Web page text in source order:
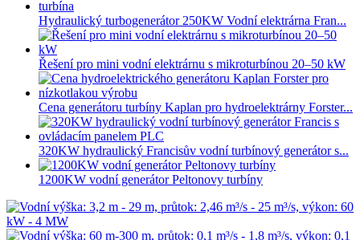
Hydraulický turbogenerátor 250KW Vodní elektrárna Fran...
Řešení pro mini vodní elektrárnu s mikroturbínou 20–50 kW
Cena generátoru turbíny Kaplan pro hydroelektrárny Forster...
320KW hydraulický Francisův vodní turbínový generátor s...
1200KW vodní generátor Peltonovy turbíny